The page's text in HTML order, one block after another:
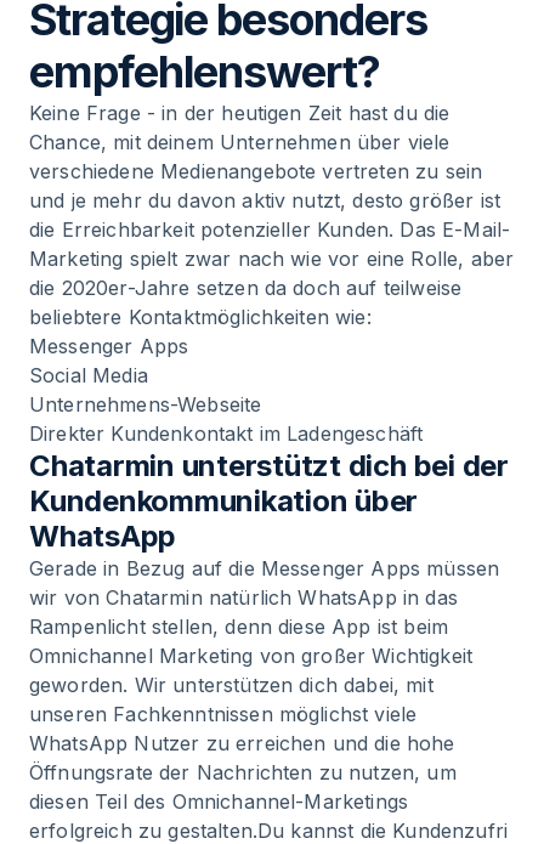
Strategie besonders
empfehlenswert?
Keine Frage - in der heutigen Zeit hast du die
Chance, mit deinem Unternehmen über viele
verschiedene Medienangebote vertreten zu sein
und je mehr du davon aktiv nutzt, desto größer ist
die Erreichbarkeit potenzieller Kunden. Das E-Mail-
Marketing spielt zwar nach wie vor eine Rolle, aber
die 2020er-Jahre setzen da doch auf teilweise
beliebtere Kontaktmöglichkeiten wie:
Messenger Apps
Social Media
Unternehmens-Webseite
Direkter Kundenkontakt im Ladengeschäft
Chatarmin unterstützt dich bei der
Kundenkommunikation über
WhatsApp
Gerade in Bezug auf die Messenger Apps müssen
wir von Chatarmin natürlich WhatsApp in das
Rampenlicht stellen, denn diese App ist beim
Omnichannel Marketing von großer Wichtigkeit
geworden. Wir unterstützen dich dabei, mit
unseren Fachkenntnissen möglichst viele
WhatsApp Nutzer zu erreichen und die hohe
Öffnungsrate der Nachrichten zu nutzen, um
diesen Teil des Omnichannel-Marketings
erfolgreich zu gestalten.Du kannst die Kundenzufri